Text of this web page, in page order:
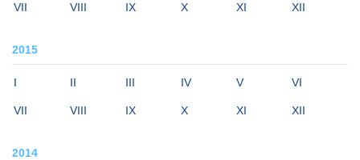
VII VIII IX X XI XII
2015
I II III IV V VI
VII VIII IX X XI XII
2014